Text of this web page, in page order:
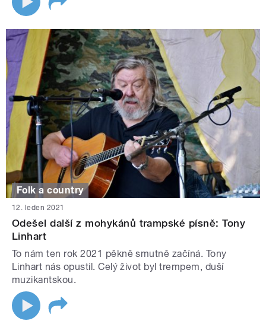
Folk a country
12. leden 2021
Odešel další z mohykánů trampské písně: Tony
Linhart
To nám ten rok 2021 pěkně smutně začíná. Tony
Linhart nás opustil. Celý život byl trempem, duší
muzikantskou.